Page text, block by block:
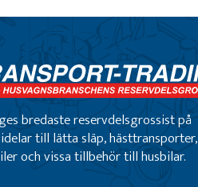
bredaste reservdelsgrossist på
till lätta släp, hästtransporter,
och vissa tillbehör till husbilar.